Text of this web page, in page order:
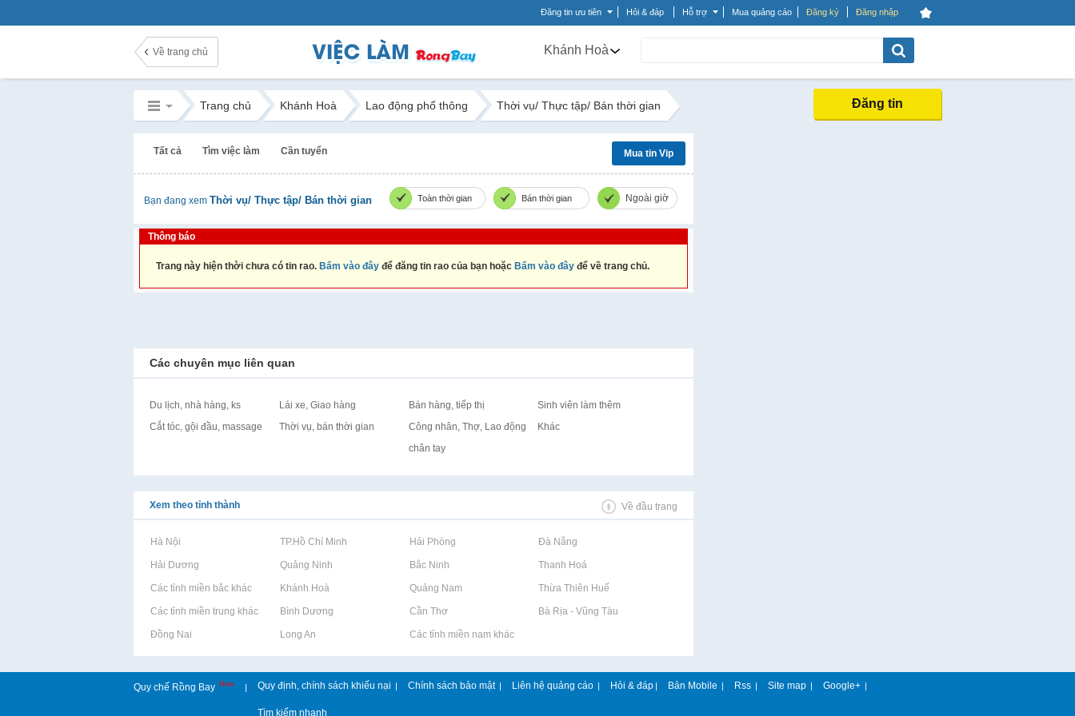
Đăng tin ưu tiên Hỏi & đáp Hỗ trợ Mua quảng cáo Đăng ký Đăng nhập
Về trang chủ Khánh Hoà
Trang chủ Khánh Hoà Lao động phổ thông Thời vụ/ Thực tập/ Bán thời gian Đăng tin
Tất cả Tìm việc làm Cần tuyển Mua tin Vip
Bạn đang xem Thời vụ/ Thực tập/ Bán thời gian Toàn thời gian Bán thời gian Ngoài giờ
Thông báo
Trang này hiện thời chưa có tin rao. Bấm vào đây để đăng tin rao của bạn hoặc Bấm vào đây để về trang chủ.
Các chuyên mục liên quan
Du lịch, nhà hàng, ks Lái xe, Giao hàng Bán hàng, tiếp thị
Sinh viên làm thêm
Cắt tóc, gội đầu, massage
Thời vụ, bán thời gian
Công nhân, Thợ, Lao động
chân tay
Khác
Xem theo tỉnh thành Về đầu trang
Rao vặt tại Hà Nội Rao vặt tại TP.Hồ Chí Minh Rao vặt tại Hải Phòng Rao vặt tại Đà Nẵng
Rao vặt tại Hải Dương Rao vặt tại Quảng Ninh Rao vặt tại Bắc Ninh Rao vặt tại Thanh Hoá
Rao vặt tại Các tỉnh miền bắc khácRao vặt tại Khánh Hoà Rao vặt tại Quảng Nam Rao vặt tại Thừa Thiên Huế
Rao vặt tại Các tỉnh miền trung khácRao vặt tại Bình Dương Rao vặt tại Cần Thơ Rao vặt tại Bà Rịa - Vũng Tàu
Rao vặt tại Đồng Nai Rao vặt tại Long An Rao vặt tại Các tỉnh miền nam khác
Quy chế Rồng Bay New | Quy định, chính sách khiếu nại | Chính sách bảo mật | Liên hệ quảng cáo | Hỏi & đáp | Bản Mobile | Rss | Site map | Google+ |
Tìm kiếm nhanh